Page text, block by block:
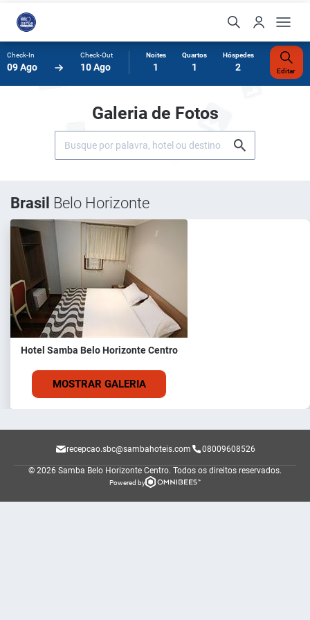
Check-In
09 Ago
Check-Out
10 Ago
Noites
1
Quartos
1
Hóspedes
2 Editar
Galeria de Fotos
Brasil Belo Horizonte
Hotel Samba Belo Horizonte Centro
MOSTRAR GALERIA
recepcao.sbc@sambahoteis.com 08009608526
© 2026 Samba Belo Horizonte Centro. Todos os direitos reservados.
Powered by